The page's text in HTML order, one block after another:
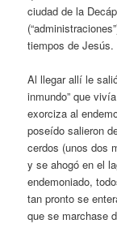
ciudad de la
tiempos de Jesús.
Al llegar allí le
inmundo” que
exorciza al
poseído salieron
cerdos (unos dos
y se ahogó en el
endemoniado,
tan pronto se
que se marchase